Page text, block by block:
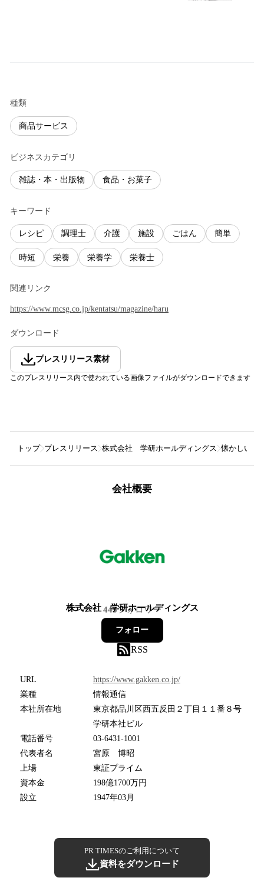
種類
商品サービス
ビジネスカテゴリ
雑誌・本・出版物 食品・お菓子
キーワード
レシピ 調理士 介護 施設 ごはん 簡単
時短 栄養 栄養学 栄養士
関連リンク
https://www.mcsg.co.jp/kentatsu/magazine/haru
ダウンロード
プレスリリース素材
このプレスリリース内で使われている画像ファイルがダウンロードできます
トップ プレスリリース 株式会社 学研ホールディングス 懐かしいレ
会社概要
株式会社 学研ホールディングス
445フォロワー
フォロー
RSS
URL
https://www.gakken.co.jp/
業種
情報通信
本社所在地
東京都品川区西五反田２丁目１１番８号
学研本社ビル
電話番号
03-6431-1001
代表者名
宮原 博昭
上場
東証プライム
資本金
198億1700万円
設立
1947年03月
PR TIMESのご利用について
資料をダウンロード